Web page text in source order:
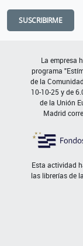
SUSCRIBIRME
La empresa
programa
de la
10-10-25 y de
de la Unión
Madrid
Esta actividad
las librerías de